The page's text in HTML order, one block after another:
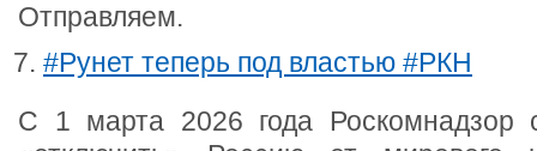
Отправляем.
#Рунет теперь под властью #РКН
С 1 марта 2026 года Роскомнадзор